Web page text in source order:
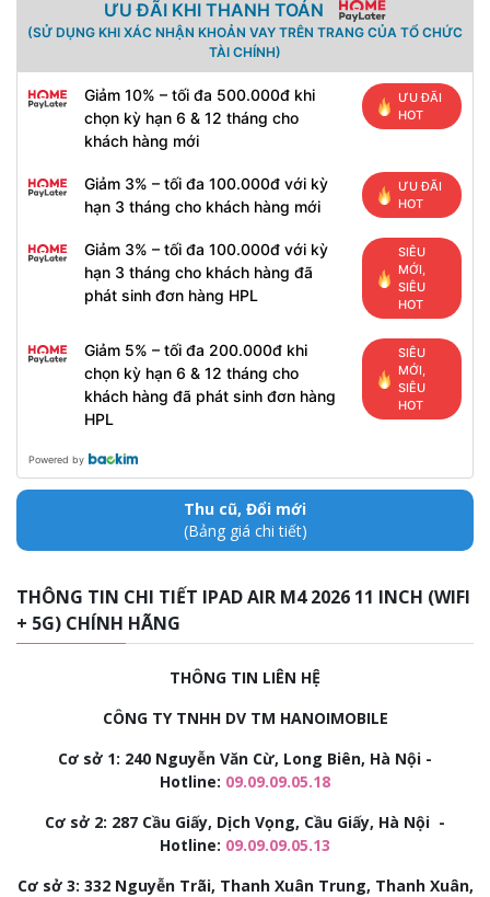
ƯU ĐÃI KHI THANH TOÁN
(SỬ DỤNG KHI XÁC NHẬN KHOẢN VAY TRÊN TRANG CỦA TỔ CHỨC
TÀI CHÍNH)
Giảm 10% – tối đa 500.000đ khi
chọn kỳ hạn 6 & 12 tháng cho
khách hàng mới
ƯU ĐÃI
HOT
Giảm 3% – tối đa 100.000đ với kỳ
hạn 3 tháng cho khách hàng mới
ƯU ĐÃI
HOT
Giảm 3% – tối đa 100.000đ với kỳ
hạn 3 tháng cho khách hàng đã
phát sinh đơn hàng HPL
SIÊU
MỚI,
SIÊU
HOT
Giảm 5% – tối đa 200.000đ khi
chọn kỳ hạn 6 & 12 tháng cho
khách hàng đã phát sinh đơn hàng
HPL
SIÊU
MỚI,
SIÊU
HOT
Powered by
Thu cũ, Đổi mới
(Bảng giá chi tiết)
THÔNG TIN CHI TIẾT IPAD AIR M4 2026 11 INCH (WIFI
+ 5G) CHÍNH HÃNG
THÔNG TIN LIÊN HỆ
CÔNG TY TNHH DV TM HANOIMOBILE
Cơ sở 1: 240 Nguyễn Văn Cừ, Long Biên, Hà Nội -
Hotline: 09.09.09.05.18
Cơ sở 2: 287 Cầu Giấy, Dịch Vọng, Cầu Giấy, Hà Nội -
Hotline: 09.09.09.05.13
Cơ sở 3: 332 Nguyễn Trãi, Thanh Xuân Trung, Thanh Xuân,